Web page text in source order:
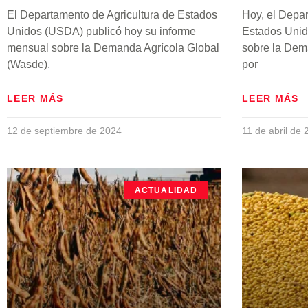
El Departamento de Agricultura de Estados
Unidos (USDA) publicó hoy su informe
mensual sobre la Demanda Agrícola Global
(Wasde),
LEER MÁS
12 de septiembre de 2024
Hoy, el
Estados
sobre la
por
LEER MÁS
11 de abril de
ACTUALIDAD